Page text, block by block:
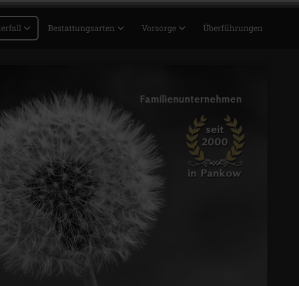
Bestattungsarten Vorsorge Überführungen